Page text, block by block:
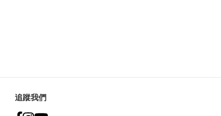
追蹤我們